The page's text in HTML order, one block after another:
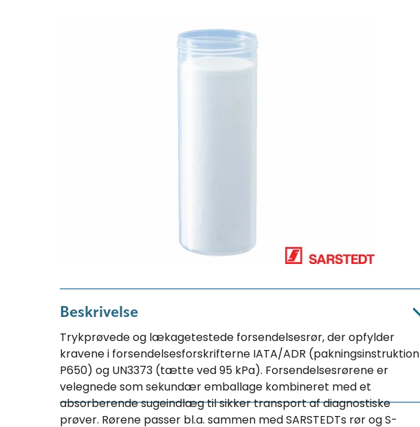
Beskrivelse
Trykprøvede og lækagetestede forsendelsesrør, der opfylder
kravene i forsendelsesforskrifterne IATA/ADR (pakningsinstruktion
P650) og UN3373 (tætte ved 95 kPa). Forsendelsesrørene er
velegnede som sekundær emballage kombineret med et
absorberende sugeindlæg til sikker transport af diagnostiske
prøver. Rørene passer bl.a. sammen med SARSTEDTs rør og S-